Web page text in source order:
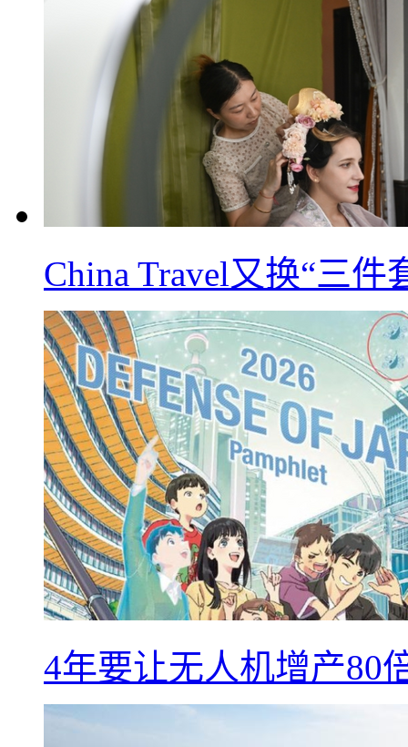
China Travel又换“三
4年要让无人机增产80